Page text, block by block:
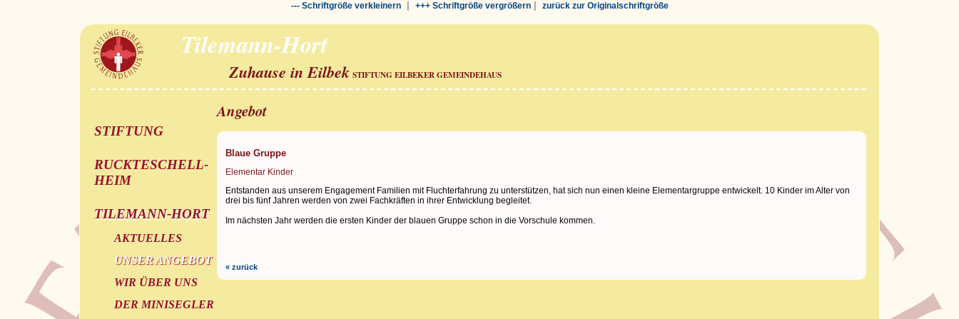
--- Schriftgröße verkleinern| +++ Schriftgröße vergrößern| zurück zur Originalschriftgröße
Tilemann-Hort
Zuhause in Eilbek STIFTUNG EILBEKER GEMEINDEHAUS
STIFTUNG
RUCKTESCHELL-
HEIM
TILEMANN-HORT
AKTUELLES
UNSER ANGEBOT
WIR ÜBER UNS
DER MINISEGLER
Angebot
Blaue Gruppe
Elementar Kinder
Entstanden aus unserem Engagement Familien mit Fluchterfahrung zu unterstützen, hat sich nun einen kleine Elementargruppe entwickelt. 10 Kinder im Alter von
drei bis fünf Jahren werden von zwei Fachkräften in ihrer Entwicklung begleitet.
Im nächsten Jahr werden die ersten Kinder der blauen Gruppe schon in die Vorschule kommen.
« zurück